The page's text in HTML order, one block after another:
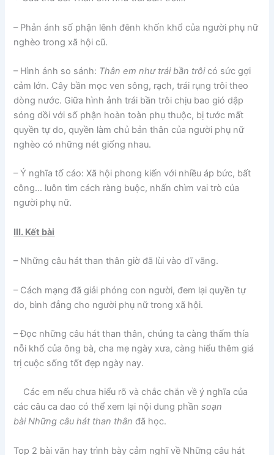
– Phản ánh số phận lênh đênh khốn khổ của người phụ nữ
nghèo trong xã hội cũ.
– Hình ảnh so sánh: Thân em như trái bần trôicó sức gợi
cảm lớn. Cây bần mọc ven sông, rạch, trái rụng trôi theo
dòng nước. Giữa hình ảnh trái bần trôi chịu bao gió dập
sóng dồi với số phận hoàn toàn phụ thuộc, bị tước mất
quyền tự do, quyền làm chủ bản thân của người phụ nữ
nghèo có những nét giống nhau.
– Ý nghĩa tố cáo: Xã hội phong kiến với nhiều áp bức, bất
công… luôn tìm cách ràng buộc, nhấn chìm vai trò của
người phụ nữ.
III. Kết bài
– Những câu hát than thân giờ đã lùi vào dĩ vãng.
– Cách mạng đã giải phóng con người, đem lại quyền tự
do, bình đẳng cho người phụ nữ trong xã hội.
– Đọc những câu hát than thân, chúng ta càng thấm thía
nỗi khổ của ông bà, cha mẹ ngày xưa, càng hiểu thêm giá
trị cuộc sống tốt đẹp ngày nay.
Các em nếu chưa hiểu rõ và chắc chắn về ý nghĩa của
các câu ca dao có thể xem lại nội dung phầnsoạn
bài Những câu hát than thân đã học.
Top 2 bài văn hay trình bày cảm nghĩ về Những câu hát